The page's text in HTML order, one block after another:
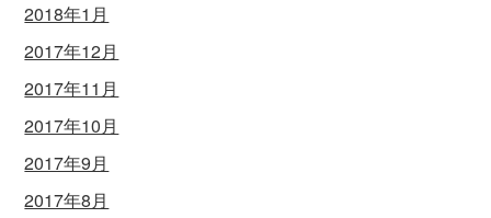
2018年1月
2017年12月
2017年11月
2017年10月
2017年9月
2017年8月